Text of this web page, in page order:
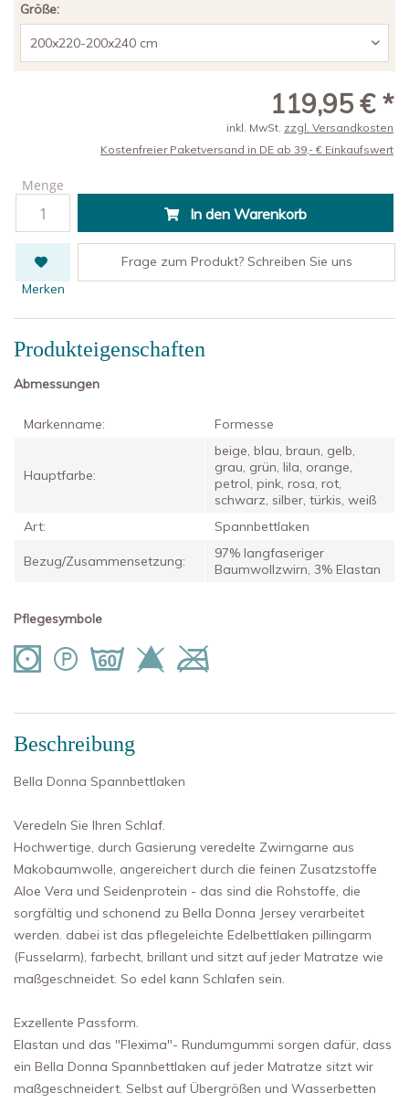
Größe:
Menge
119,95 € *
inkl. MwSt. zzgl. Versandkosten
Kostenfreier Paketversand in DE ab 39,- € Einkaufswert
Merken
In den Warenkorb
Frage zum Produkt? Schreiben Sie uns
Beschreibung
Bella Donna Spannbettlaken
Veredeln Sie Ihren Schlaf.
Hochwertige, durch Gasierung veredelte Zwirngarne aus
Makobaumwolle, angereichert durch die feinen Zusatzstoffe
Aloe Vera und Seidenprotein - das sind die Rohstoffe, die
sorgfältig und schonend zu Bella Donna Jersey verarbeitet
werden. dabei ist das pflegeleichte Edelbettlaken pillingarm
(Fusselarm), farbecht, brillant und sitzt auf jeder Matratze wie
maßgeschneidet. So edel kann Schlafen sein.
Exzellente Passform.
Elastan und das "Flexima"- Rundumgummi sorgen dafür, dass
ein Bella Donna Spannbettlaken auf jeder Matratze sitzt wir
maßgeschneidert. Selbst auf Übergrößen und Wasserbetten
Produkteigenschaften
Abmessungen
Markenname: Formesse
Hauptfarbe:
beige, blau, braun, gelb,
grau, grün, lila, orange,
petrol, pink, rosa, rot,
schwarz, silber, türkis, weiß
Art:
Spannbettlaken
Bezug/Zusammensetzung:
97% langfaseriger
Baumwollzwirn, 3% Elastan
Pflegesymbole